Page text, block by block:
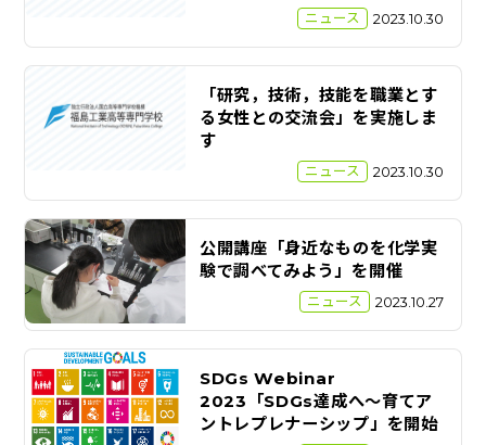
ニュース 2023.10.30
「研究，技術，技能を職業とす
る女性との交流会」を実施しま
す
ニュース 2023.10.30
公開講座「身近なものを化学実
験で調べてみよう」を開催
ニュース 2023.10.27
SDGs Webinar
2023「SDGs達成へ～育てア
ントレプレナーシップ」を開始